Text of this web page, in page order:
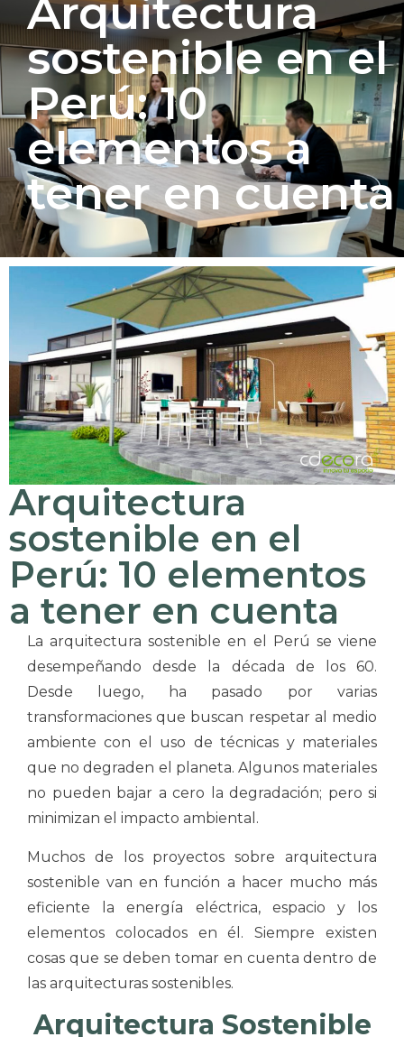
Arquitectura
sostenible en el
Perú: 10
elementos a
tener en cuenta
Arquitectura
sostenible en el
Perú: 10 elementos
a tener en cuenta
La arquitectura sostenible en el Perú se viene
desempeñando desde la década de los 60.
Desde luego, ha pasado por varias
transformaciones que buscan respetar al medio
ambiente con el uso de técnicas y materiales
que no degraden el planeta. Algunos materiales
no pueden bajar a cero la degradación; pero si
minimizan el impacto ambiental.
Muchos de los proyectos sobre arquitectura
sostenible van en función a hacer mucho más
eficiente la energía eléctrica, espacio y los
elementos colocados en él. Siempre existen
cosas que se deben tomar en cuenta dentro de
las arquitecturas sostenibles.
Arquitectura Sostenible